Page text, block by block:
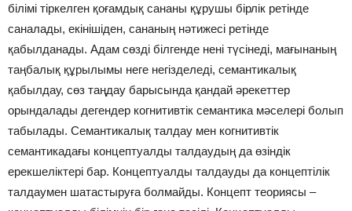
білімі тіркелген қоғамдық сананы құрушы бірлік ретінде
саналады, екінішіден, сананың нәтижесі ретінде
қабылданады. Адам сөзді білгенде нені түсінеді, мағынаның
таңбалық құрылымы неге негізделеді, семантикалық
қабылдау, сөз таңдау барысында қандай әрекеттер
орындалады дегендер когнитивтік семантика мәселері болып
табылады. Семантикалық талдау мен когнитивтік
семантикадағы концептуалды талдаудың да өзіндік
ерекшеліктері бар. Концептуалды талдауды да концептілік
талдаумен шатастыруға болмайды. Концепт теориясы –